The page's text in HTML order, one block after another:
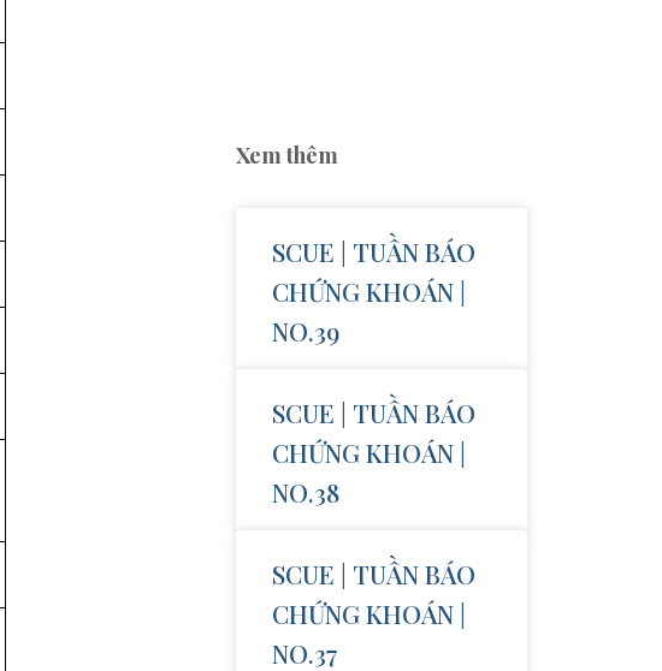
Xem thêm
SCUE | TUẦN BÁO
CHỨNG KHOÁN |
NO.39
SCUE | TUẦN BÁO
CHỨNG KHOÁN |
NO.38
SCUE | TUẦN BÁO
CHỨNG KHOÁN |
NO.37